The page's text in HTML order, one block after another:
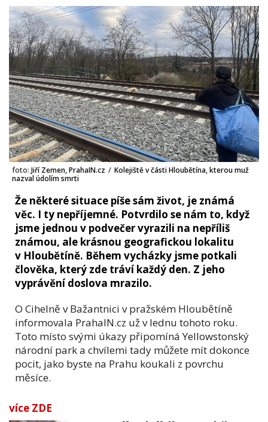
foto: Jiří Zemen, PrahaIN.cz / Kolejiště v části Hloubětína, kterou muž
nazval údolím smrti
Že některé situace píše sám život, je známá
věc. I ty nepříjemné. Potvrdilo se nám to, když
jsme jednou v podvečer vyrazili na nepříliš
známou, ale krásnou geografickou lokalitu
v Hloubětíně. Během vycházky jsme potkali
člověka, který zde tráví každý den. Z jeho
vyprávění doslova mrazilo.
O Cihelně v Bažantnici v pražském Hloubětíně
informovala PrahaIN.cz už v lednu tohoto roku.
Toto místo svými úkazy připomíná Yellowstonský
národní park a chvílemi tady můžete mít dokonce
pocit, jako byste na Prahu koukali z povrchu
měsíce.
více ZDE